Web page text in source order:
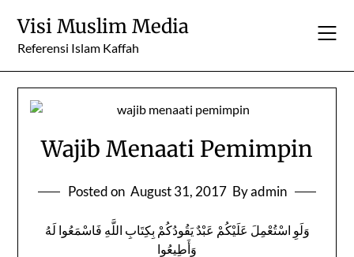
content
Visi Muslim Media
Referensi Islam Kaffah
Wajib Menaati Pemimpin
Posted on August 31, 2017 By admin
وَلَوِ اسْتُعْمِلَ عَلَيْكُمْ عَبْدٌ يَقُودُكُمْ بِكِتَابِ اللَّهِ فَاسْمَعُوا لَهُ
وَأَطِيعُوا